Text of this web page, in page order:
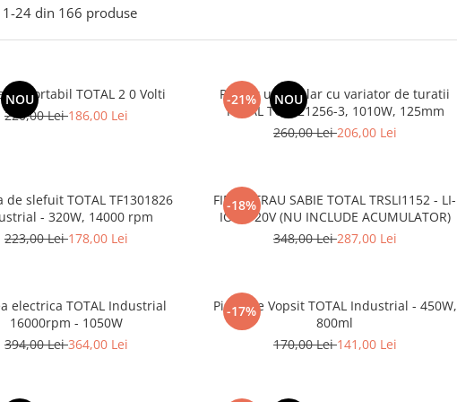
1-24 din 166 produse
NOUportabil TOTAL 2 0 Volti
220,00 Lei186,00 Lei
-21% NOU
Polizor unghiular cu variator de turatii
TOTAL TG1121256-3, 1010W, 125mm
260,00 Lei206,00 Lei
de slefuit TOTAL TF1301826
- 320W, 14000 rpm
223,00 Lei178,00 Lei
-18%
FIERASTRAU SABIE TOTAL TRSLI1152 - LI-
ION - 20V (NU INCLUDE ACUMULATOR)
348,00 Lei287,00 Lei
electrica TOTAL Industrial
16000rpm - 1050W
394,00 Lei364,00 Lei
-17%
Pistol de Vopsit TOTAL Industrial - 450W,
800ml
170,00 Lei141,00 Lei